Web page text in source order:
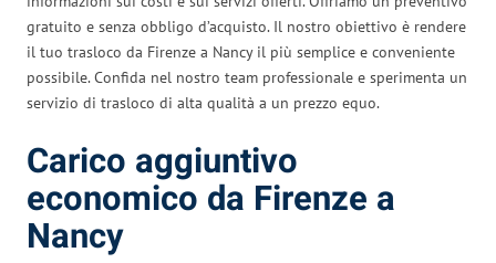
gratuito e senza obbligo d’acquisto. Il nostro obiettivo è rendere
il tuo trasloco da Firenze a Nancy il più semplice e conveniente
possibile. Confida nel nostro team professionale e sperimenta un
servizio di trasloco di alta qualità a un prezzo equo.
Carico aggiuntivo
economico da Firenze a
Nancy